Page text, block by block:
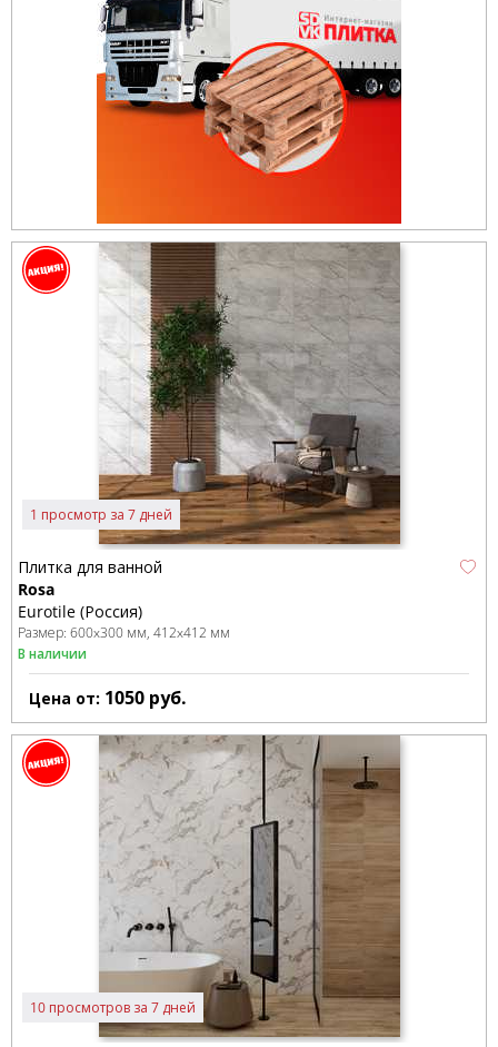
1 просмотр за 7 дней
Плитка для ванной
Rosa
Eurotile (Россия)
Размер: 600x300 мм 412x412 мм
В наличии
Цена от: 1050 руб.
10 просмотров за 7 дней